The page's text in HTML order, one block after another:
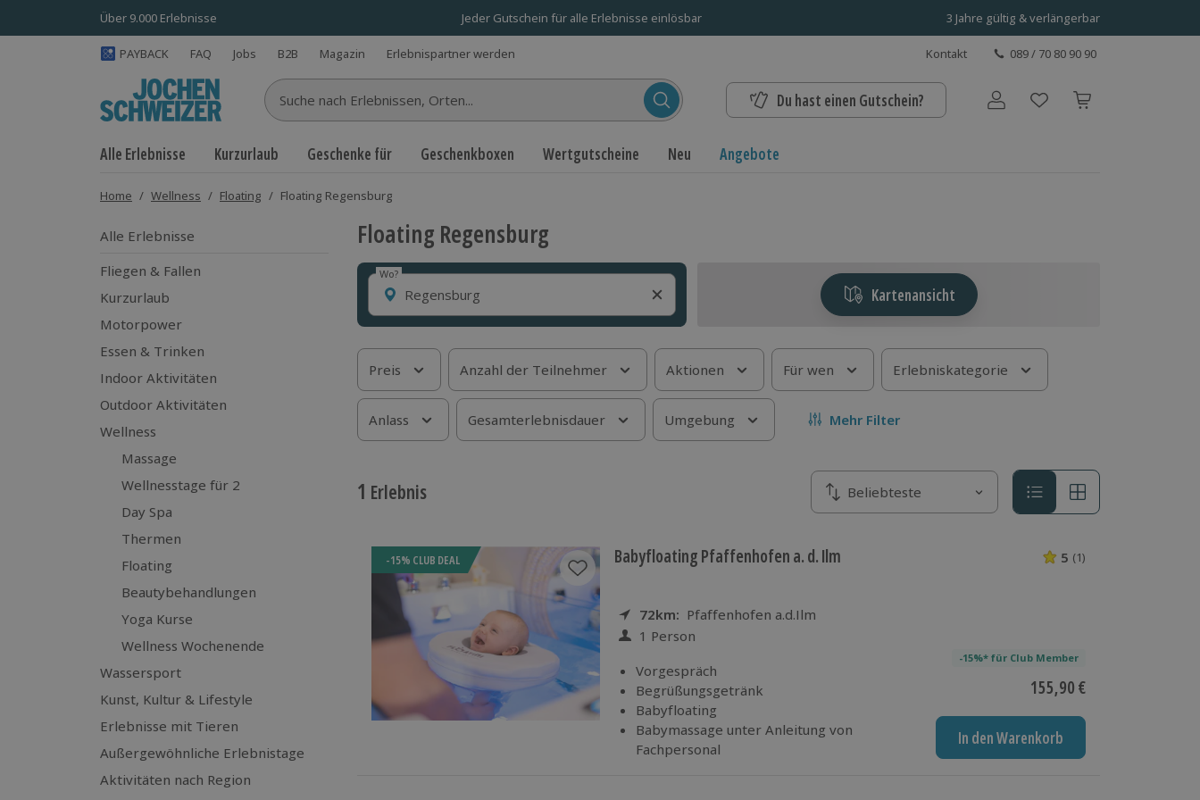
Über 9.000 Erlebnisse Jeder Gutschein für alle Erlebnisse einlösbar 3 Jahre gültig & verlängerbar
PAYBACK FAQ Jobs B2B Magazin Erlebnispartner werden Kontakt 089 / 70 80 90 90
Suche nach Erlebnissen... Du hast einen Gutschein? Benutzerkonto
Alle Erlebnisse Kurzurlaub Geschenke für Geschenkboxen Wertgutscheine Neu Angebote
Home / Wellness / Floating / Floating Regensburg
Alle Erlebnisse
Fliegen & Fallen
Kurzurlaub
Motorpower
Essen & Trinken
Indoor Aktivitäten
Outdoor Aktivitäten
Wellness
Massage
Wellnesstage für 2
Day Spa
Thermen
Floating
Beautybehandlungen
Yoga Kurse
Wellness Wochenende
Wassersport
Kunst, Kultur & Lifestyle
Erlebnisse mit Tieren
Außergewöhnliche Erlebnistage
Aktivitäten nach Region
Floating Regensburg
Wo?
Wo?
Kartenansicht
Preis Anzahl der Teilnehmer Aktionen Für wen Erlebniskategorie
Anlass Gesamterlebnisdauer Umgebung Mehr Filter
1 Erlebnis
Sortieren nach
Sortieren nach
Beliebteste
-15% CLUB DEAL Babyfloating Pfaffenhofen a. d. Ilm
72km: Entfernung
Standort
Pfaffenhofen a.d.Ilm
Anzahl der Teilnehmer
1 Person
Vorgespräch
Begrüßungsgetränk
Babyfloating
Babymassage unter Anleitung von
Fachpersonal
5 (1)
-15%* für Club Member
Aktueller Preis
155,90 €
In den Warenkorb